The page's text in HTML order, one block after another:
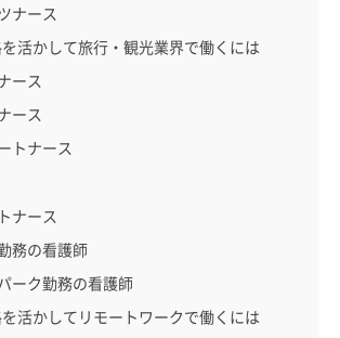
ナース
活かして旅行・観光業界で働くには
ース
ース
トナース
ナース
務の看護師
ーク勤務の看護師
活かしてリモートワークで働くには